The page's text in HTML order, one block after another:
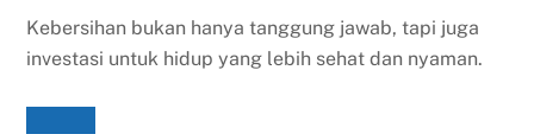
Kebersihan bukan hanya tanggung jawab, tapi juga
investasi untuk hidup yang lebih sehat dan nyaman.